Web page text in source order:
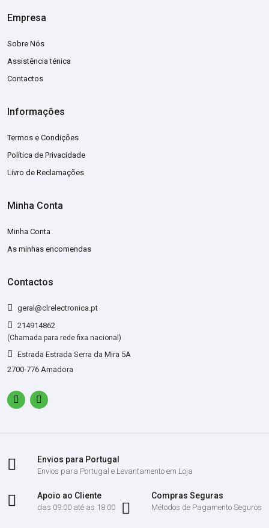
Empresa
Sobre Nós
Assistência ténica
Contactos
Informações
Termos e Condições
Política de Privacidade
Livro de Reclamações
Minha Conta
Minha Conta
As minhas encomendas
Contactos
geral@clrelectronica.pt
214914862
(Chamada para rede fixa nacional)
Estrada Estrada Serra da Mira 5A
2700-776 Amadora
Envios para Portugal
Envios para Portugal e Levantamento em Loja
Apoio ao Cliente
das 09:00 até as 18:00
Compras Seguras
Métodos de Pagamento Seguros